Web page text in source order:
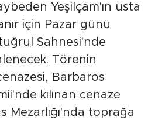
Yeşilçam'ın usta
için Pazar günü
Sahnesi'nde
Törenin
Barbaros
kılınan cenaze
Mezarlığı'nda toprağa